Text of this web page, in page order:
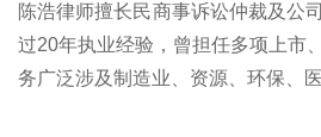
陈浩律师擅长民商事诉讼仲裁及公
过20年执业经验，曾担任多项上市
务广泛涉及制造业、资源、环保、